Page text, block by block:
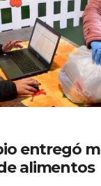
entregó
alimentos